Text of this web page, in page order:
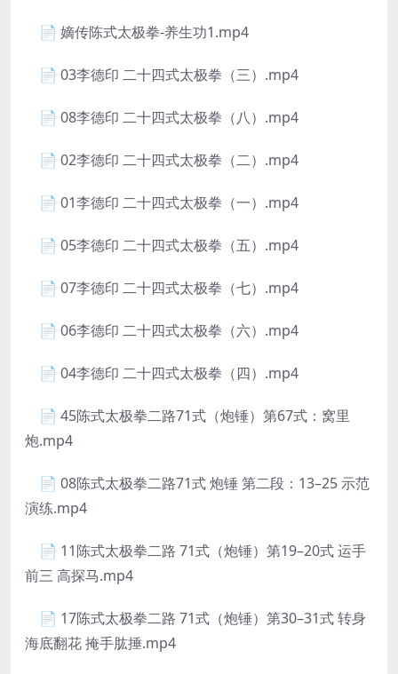
📄 嫡传陈式太极拳-养生功1.mp4
📄 03李德印 二十四式太极拳（三）.mp4
📄 08李德印 二十四式太极拳（八）.mp4
📄 02李德印 二十四式太极拳（二）.mp4
📄 01李德印 二十四式太极拳（一）.mp4
📄 05李德印 二十四式太极拳（五）.mp4
📄 07李德印 二十四式太极拳（七）.mp4
📄 06李德印 二十四式太极拳（六）.mp4
📄 04李德印 二十四式太极拳（四）.mp4
📄 45陈式太极拳二路71式（炮锤）第67式：窝里
炮.mp4
📄 08陈式太极拳二路71式 炮锤 第二段：13–25 示范
演练.mp4
📄 11陈式太极拳二路 71式（炮锤）第19–20式 运手
前三 高探马.mp4
📄 17陈式太极拳二路 71式（炮锤）第30–31式 转身
海底翻花 掩手肱捶.mp4